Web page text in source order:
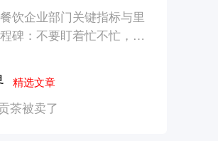
餐饮企业部门关键指标与里
程碑：不要盯着忙不忙，要
精选文章
茶被卖了